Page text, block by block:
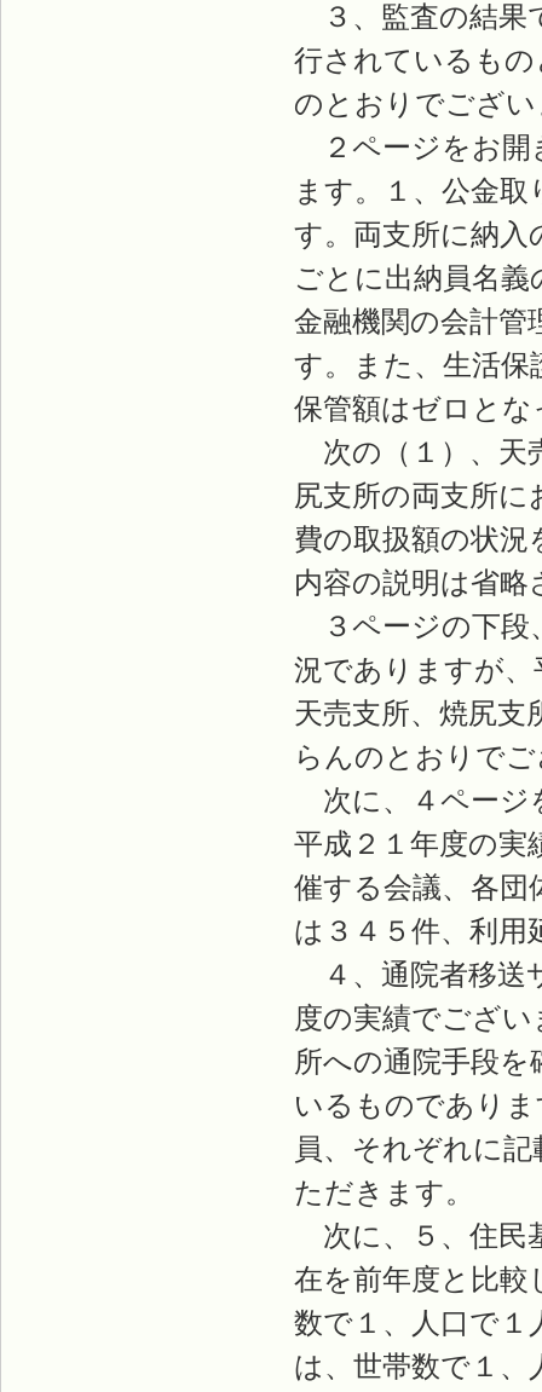
３、監査の結果
行されているも
のとおりでござ
２ページをお開
ます。１、公金
す。両支所に納入
ごとに出納員名
金融機関の会計管
す。また、生活
保管額はゼロと
次の（１）、天
尻支所の両支所
費の取扱額の状
内容の説明は省
３ページの下段
況でありますが、
天売支所、焼尻
らんのとおりで
次に、４ページ
平成２１年度の実
催する会議、各団
は３４５件、利
４、通院者移送
度の実績でござ
所への通院手段
いるものであり
員、それぞれに
ただきます。
次に、５、住民
在を前年度と比
数で１、人口で
は、世帯数で１